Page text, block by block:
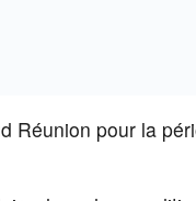
Réunion pour la